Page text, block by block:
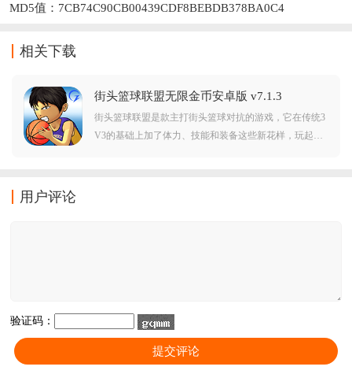
MD5值：7CB74C90CB00439CDF8BEBDB378BA0C4
相关下载
街头篮球联盟无限金币安卓版 v7.1.3
街头篮球联盟是款主打街头篮球对抗的游戏，它在传统3
V3的基础上加了体力、技能和装备这些新花样，玩起来
用户评论
验证码：